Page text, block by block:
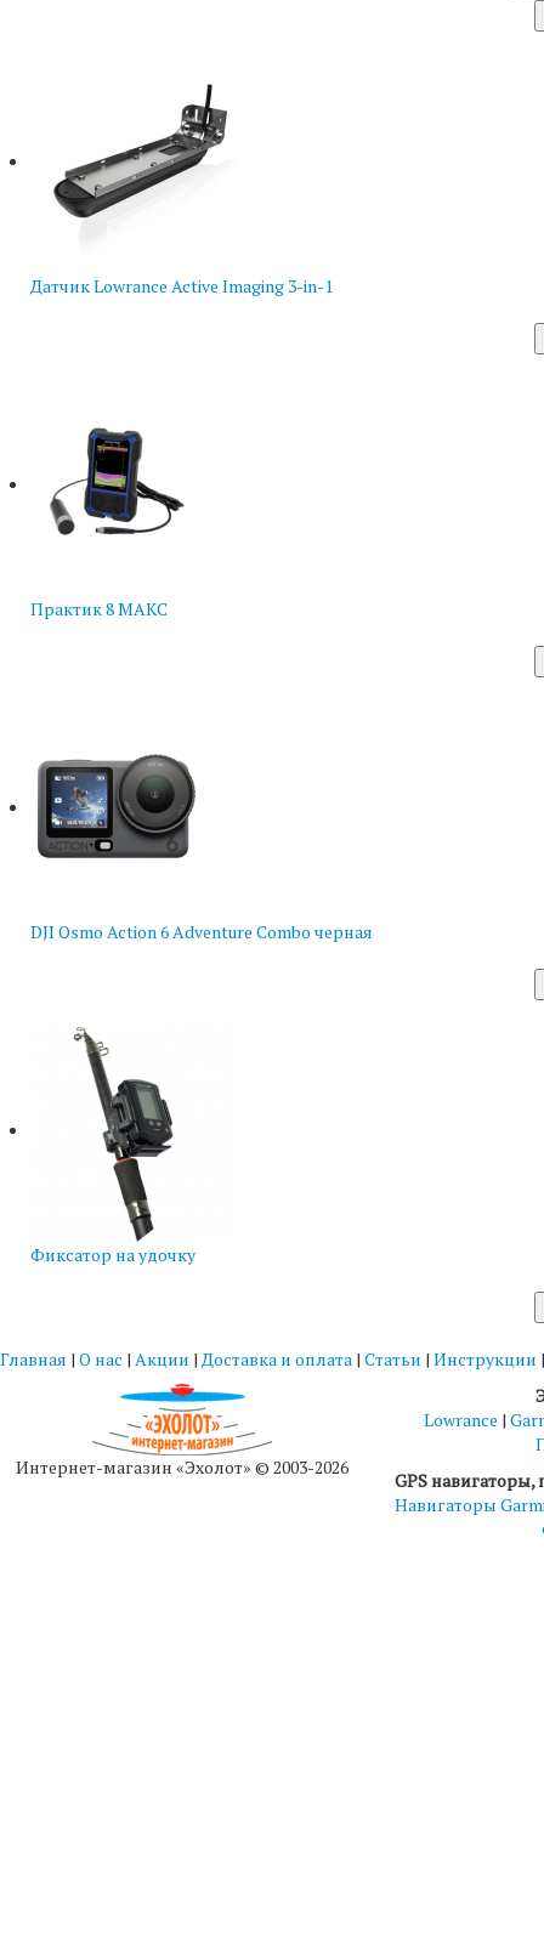
Датчик Lowrance Active Imaging 3-in-1
Практик 8 МАКС
DJI Osmo Action 6 Adventure Combo черная
Фиксатор на удочку
Главная | О нас | Акции |Доставка и оплата | Статьи | Инструкции
Интернет-магазин «Эхолот» © 2003-2026
Lowrance |
GPS
Навигаторы